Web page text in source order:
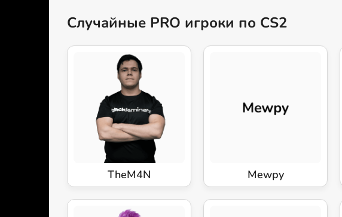
Случайные PRO игроки по CS2
TheM4N Mewpy